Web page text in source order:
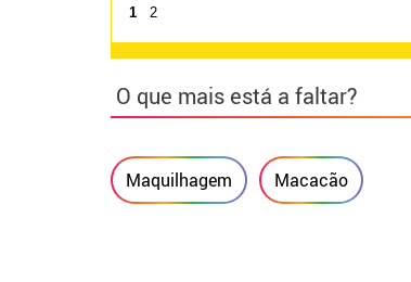
1 2
O que mais está a faltar?
Maquilhagem Macacão